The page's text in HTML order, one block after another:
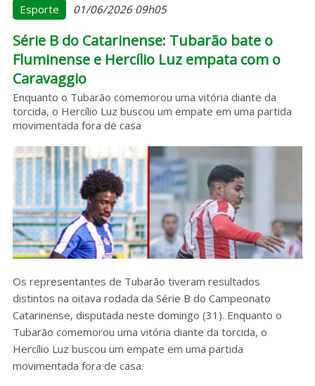
Colunistas
Podcasts
Esporte 01/06/2026 09h05
Série B do Catarinense: Tubarão bate o
Fluminense e Hercílio Luz empata com o
Caravaggio
Enquanto o Tubarão comemorou uma vitória diante da
torcida, o Hercílio Luz buscou um empate em uma partida
movimentada fora de casa
Os representantes de Tubarão tiveram resultados
distintos na oitava rodada da Série B do Campeonato
Catarinense, disputada neste domingo (31). Enquanto o
Tubarão comemorou uma vitória diante da torcida, o
Hercílio Luz buscou um empate em uma partida
movimentada fora de casa.